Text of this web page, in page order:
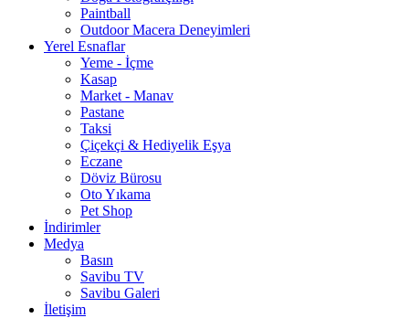
Paintball
Outdoor Macera Deneyimleri
Yerel Esnaflar
Yeme - İçme
Kasap
Market - Manav
Pastane
Taksi
Çiçekçi & Hediyelik Eşya
Eczane
Döviz Bürosu
Oto Yıkama
Pet Shop
İndirimler
Medya
Basın
Savibu TV
Savibu Galeri
İletişim